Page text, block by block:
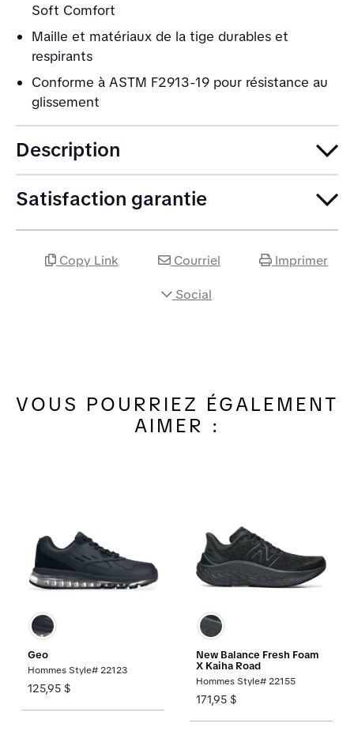
Soft Comfort
Maille et matériaux de la tige durables et
respirants
Conforme à ASTM F2913-19 pour résistance au
glissement
Description
Satisfaction garantie
Copy Link Courriel Imprimer
Social
VOUS POURRIEZ ÉGALEMENT
AIMER :
Geo
Hommes Style# 22123
125,95 $
New Balance Fresh Foam
X Kaiha Road
Hommes Style# 22155
171,95 $